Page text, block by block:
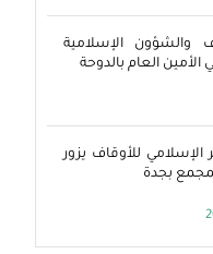
والشؤون الإسلامية
العام بالدوحة
الإسلامي للأوقاف يزور
بجدة